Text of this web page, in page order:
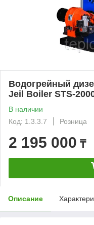
Водогрейный
Jeil Boiler STS-
В наличии
Код: 1.3.3.7
Розница
2 195 000 ₸
Описание